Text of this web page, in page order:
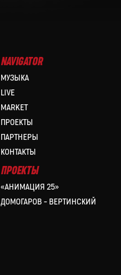
NAVIGATOR
МУЗЫКА
LIVE
MARKET
ПРОЕКТЫ
ПАРТНЕРЫ
КОНТАКТЫ
ПРОЕКТЫ
«АНИМАЦИЯ 25»
ДОМОГАРОВ – ВЕРТИНСКИЙ